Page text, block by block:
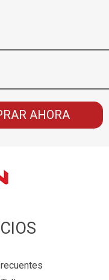
AHORA